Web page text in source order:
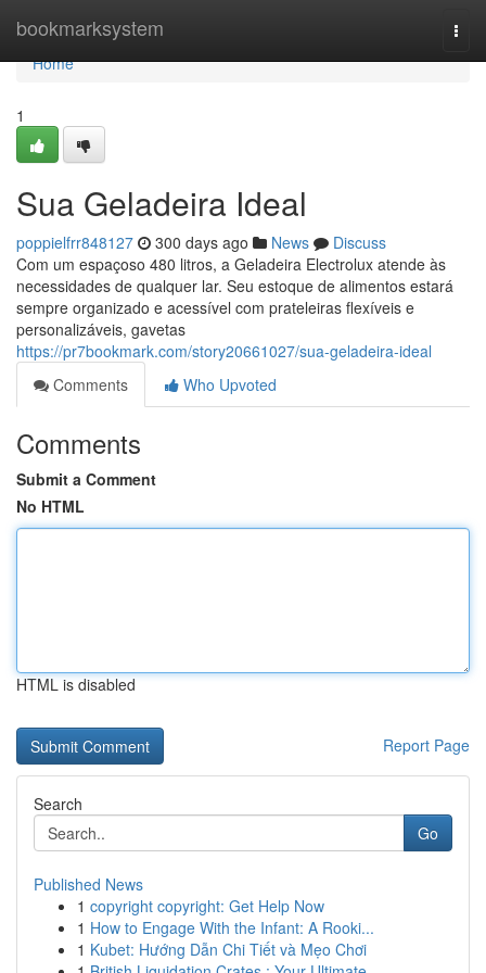
bookmarksystem
Home
Home
1
Sua Geladeira Ideal
poppielfrr848127 300 days ago News
Discuss
Com um espaçoso 480 litros, a Geladeira Electrolux atende às
necessidades de qualquer lar. Seu estoque de alimentos estará
sempre organizado e acessível com prateleiras flexíveis e
personalizáveis, gavetas
https://pr7bookmark.com/story20661027/sua-geladeira-ideal
Comments
Who Upvoted
Comments
Submit a Comment
No HTML
HTML is disabled
Report Page
Search
Go
Published News
1 copyright copyright: Get Help Now
1 How to Engage With the Infant: A Rooki...
1 Kubet: Hướng Dẫn Chi Tiết và Mẹo Chơi